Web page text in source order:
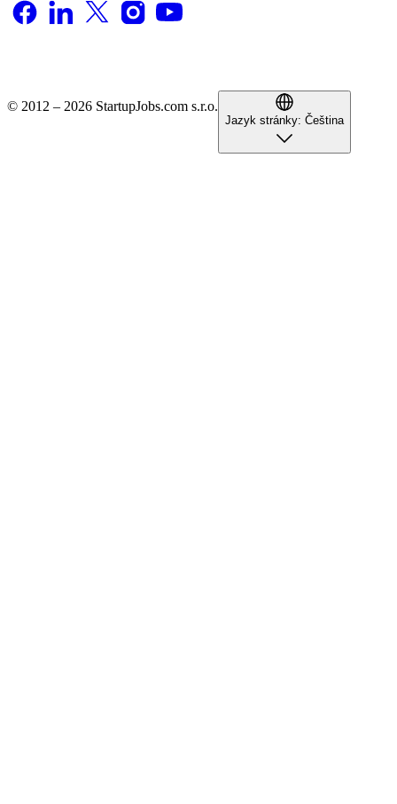
© 2012 – 2026 StartupJobs.com s.r.o.
Jazyk stránky: Čeština